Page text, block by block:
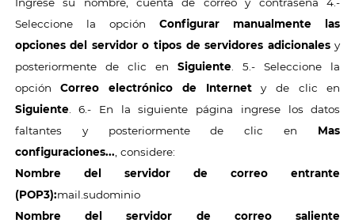
Seleccione la opciónConfigurar manualmente las
opciones del servidor o tipos de servidores adicionalesy
posteriormente de clic enSiguiente . 5.- Seleccione la
opciónCorreo electrónico de Internety de clic en
Siguiente . 6.- En la siguiente página ingrese los datos
faltantes y posteriormente de clic en Mas
configuraciones... , considere:
Nombre del servidor de correo entrante
(POP3):mail.sudominio
Nombre del servidor de correo saliente